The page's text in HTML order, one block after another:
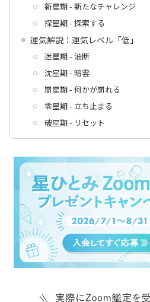
新星期 - 新たなチャレンジ
探星期 - 探索する
運気解説：運気レベル「低」
迷星期 - 油断
沈星期 - 暗雲
崩星期 - 何かが崩れる
零星期 - 立ち止まる
破星期 - リセット